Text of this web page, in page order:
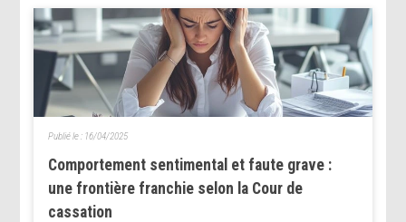
Comportement sentimental et faute grave :
une frontière franchie selon la Cour de
cassation
Publié le : 16/04/2025